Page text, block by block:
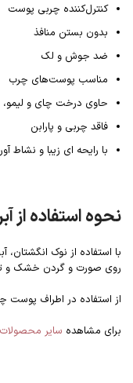
کنترل‌کننده چربی پوست
بدون بستن منافذ
ضد جوش و لک
مناسب پوست‌های چرب
حاوی درخت چای و لیمو،
فاقد چربی و پارابن
با رایحه ای زیبا و نشاط
نحوه استفاده از
با استفاده از نوک
روی صورت و گردن خشک و
از استفاده در اطراف پوست
برای مشاهده سایر محصولات